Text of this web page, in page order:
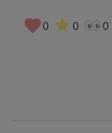
0 0 0